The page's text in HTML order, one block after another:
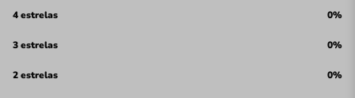
4 estrelas 0%
3 estrelas 0%
2 estrelas 0%